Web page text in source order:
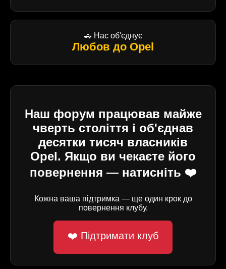
🚗 Нас об'єднує
Любов до Opel
Наш форум працював майже
чверть століття і об'єднав
десятки тисяч власників
Opel. Якщо ви чекаєте його
повернення — натисніть ❤️
Кожна ваша підтримка — ще один крок до
повернення клубу.
❤️ Підтримати клуб